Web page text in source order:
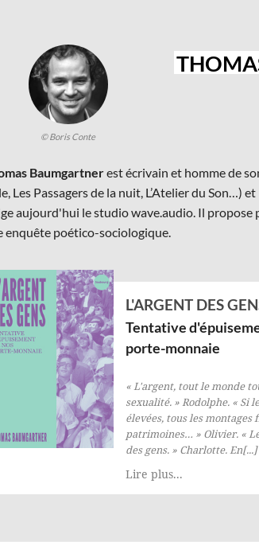
© Boris Conte
Baumgartnerest écrivain et homme de
Les Passagers de la nuit, L’Atelier du Son…)
aujourd'hui le studio wave.audio. Il
enquête poético-sociologique.
L'ARGENT DES
Tentative
porte-monnaie
« ​​L'argent, tout le monde
sexualité. » Rodolphe. « Si
élevées, tous les
patrimoines… » Olivier. «
des gens. » Charlotte. En[...]
Lire plus...